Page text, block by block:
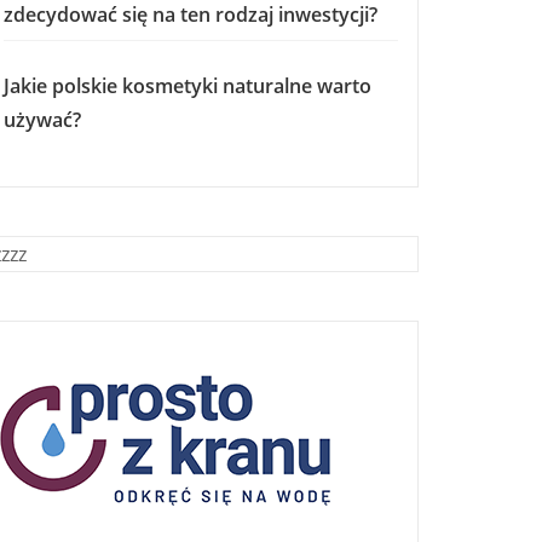
zdecydować się na ten rodzaj inwestycji?
Jakie polskie kosmetyki naturalne warto
używać?